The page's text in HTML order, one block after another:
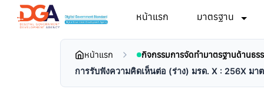
หน้าแรก มาตรฐาน
หน้าแรก กิจกรรมการจัดทำมาตรฐานด้านธร
การรับฟังความคิดเห็นต่อ (ร่าง) มรด. X : 256X ม